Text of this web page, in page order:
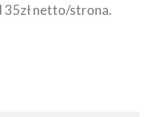
35zł netto/strona.